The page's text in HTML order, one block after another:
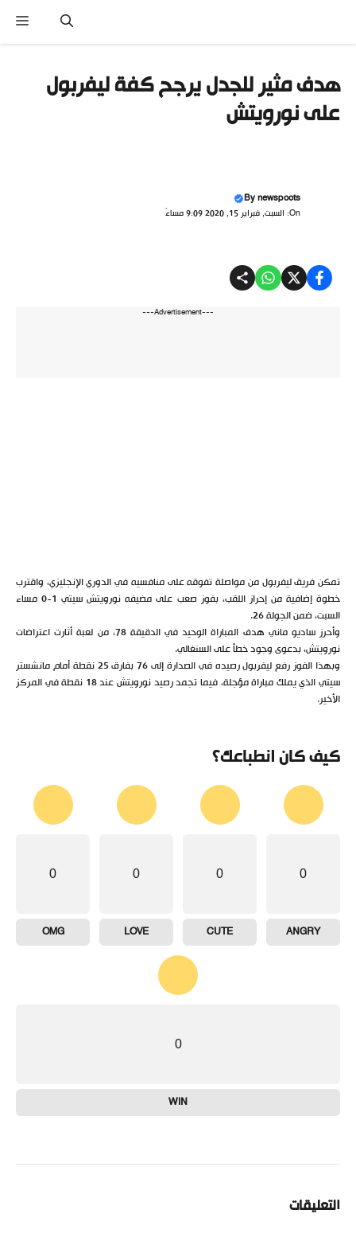
المحتوى
هدف مثير للجدل يرجح كفة ليفربول
على نورويتش
Bynewspoots
On: السبت, فبراير 15, 2020 9:09 مساءً
---Advertisement---
تمكن فريق ليفربول من مواصلة تفوقه على منافسيه في الدوري الإنجليزي، واقترب
خطوة إضافية من إحراز اللقب، بفوز صعب على مضيفه نورويتش سيتي 1-0 مساء
السبت، ضمن الجولة 26.
وأحرز ساديو ماني هدف المباراة الوحيد في الدقيقة 78، من لعبة أثارت اعتراضات
نورويتش، بدعوى وجود خطأ على السنغالي.
وبهذا الفوز رفع ليفربول رصيده في الصدارة إلى 76 بفارق 25 نقطة أمام مانشستر
سيتي الذي يملك مباراة مؤجلة، فيما تجمد رصيد نورويتش عند 18 نقطة في المركز
الأخير.
كيف كان انطباعك؟
0
ANGRY
0
CUTE
0
LOVE
0
OMG
0
WIN
التعليقات